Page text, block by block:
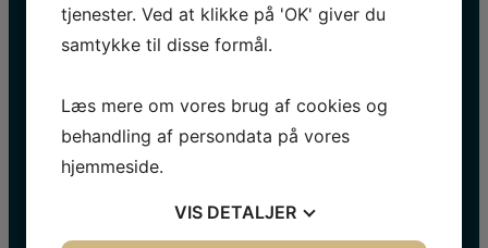
Navn
tjenester. Ved at klikke på 'OK' giver du
samtykke til disse formål.
Læs mere om vores brug af cookies og
behandling af persondata på vores
hjemmeside.
VIS DETALJER